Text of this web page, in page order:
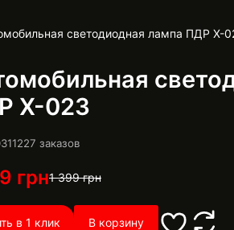
светодиодная лампа ПДР X-
X-023
7 заказов
грн1 399грн
в 1 клик В корзину